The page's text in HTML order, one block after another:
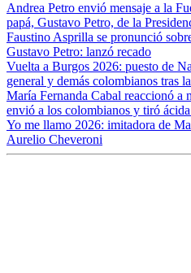
Andrea Petro envió mensaje a la
papá, Gustavo Petro, de la
Faustino Asprilla se pronunció
Gustavo Petro: lanzó recado
Vuelta a Burgos 2026: puesto de
general y demás colombianos tras
María Fernanda Cabal reaccionó a
envió a los colombianos y tiró
Yo me llamo 2026: imitadora de
Aurelio Cheveroni